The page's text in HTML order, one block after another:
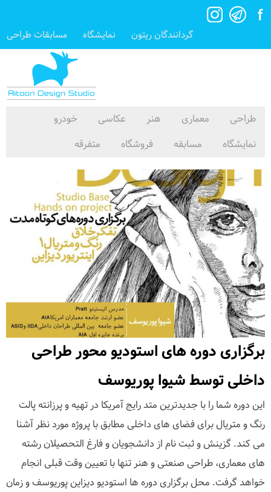
گردانندگان ریتون نمایشگاه مسابقات طراحی
طراحی معماری هنر عکاسی
خودرو
نمایشگاه
مسابقه فروشگاه متفرقه
برگزاری دوره های استودیو محور طراحی
داخلی توسط شیوا پوریوسف
این دوره شما را با جدیدترین متد رایج آمریکا در تهیه و پرزانته پالت
رنگ و متریال براى فضاى های داخلى مطابق با پروژه مورد نظر آشنا
می کند. گزینش و ثبت نام از دانشجویان و فارغ التحصیلان رشته
هاى معمارى، طراحى صنعتى و هنر تنها با تعیین وقت قبلى انجام
خواهد گرفت. محل برگزارى دوره ها استودیو دیزاین پوریوسف و زمان